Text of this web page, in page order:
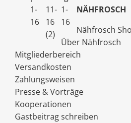
NÄHFROSCH
Nähfrosch
Über Nähfrosch
Mitgliederbereich
Versandkosten
Zahlungsweisen
Presse & Vorträge
Kooperationen
Gastbeitrag schreiben